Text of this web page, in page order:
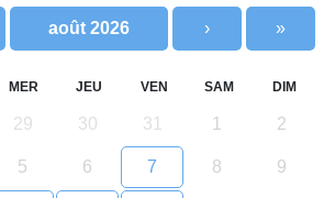
août 2026 › »
MER JEU VEN SAM DIM
29 30 31 1 2
5 6 7 8 9